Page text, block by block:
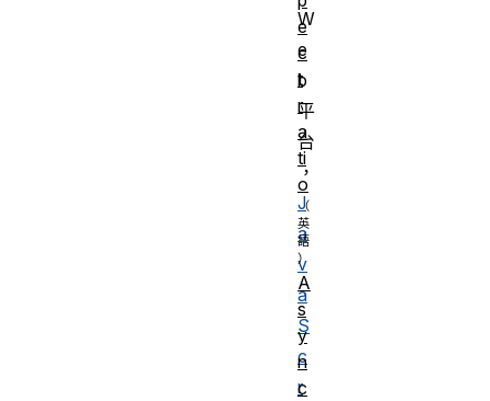
W
e
b
平
台
，
J
a
v
a
S
c
r
e
c
t
r
a
ti
o
A
s
y
n
c